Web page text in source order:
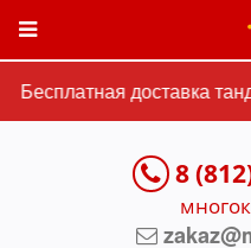
Бесплатная доставка
8